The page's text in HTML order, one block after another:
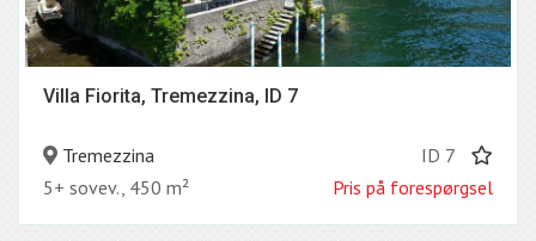
Villa Fiorita, Tremezzina, ID 7
Tremezzina
ID 7
5+ sovev., 450 m²
Pris på forespørgsel